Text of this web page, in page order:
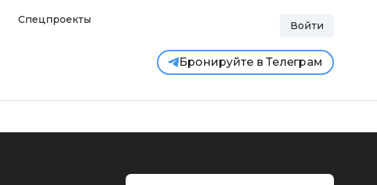
Спецпроекты Войти
Бронируйте в Телеграм